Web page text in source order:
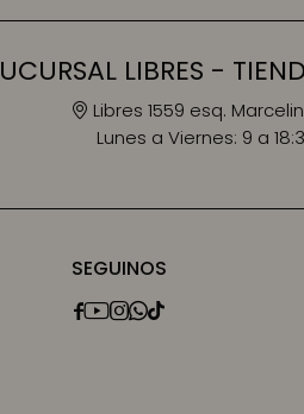
SEGUINOS

LIBRES -
Libres 1559 esq.
Lunes a Viernes: 9 a